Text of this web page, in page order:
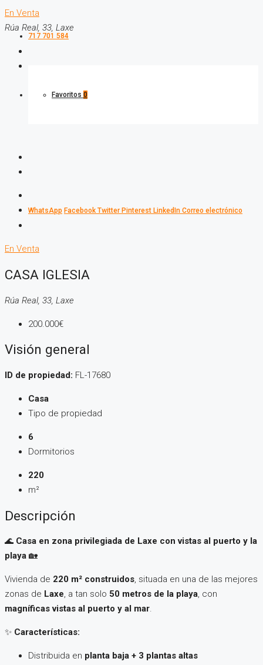
717 701 584
Favoritos 0
En Venta
Rúa Real, 33, Laxe
WhatsApp Facebook Twitter Pinterest LinkedIn Correo electrónico
En Venta
CASA IGLESIA
Rúa Real, 33, Laxe
200.000€
Visión general
ID de propiedad: FL-17680
Casa
Tipo de propiedad
6
Dormitorios
220
m²
Descripción
🌊 Casa en zona privilegiada de Laxe con vistas al puerto y la
playa 🏡
Vivienda de 220 m² construidos, situada en una de las mejores
zonas de Laxe, a tan solo 50 metros de la playa, con
magníficas vistas al puerto y al mar.
✨ Características:
Distribuida en planta baja + 3 plantas altas